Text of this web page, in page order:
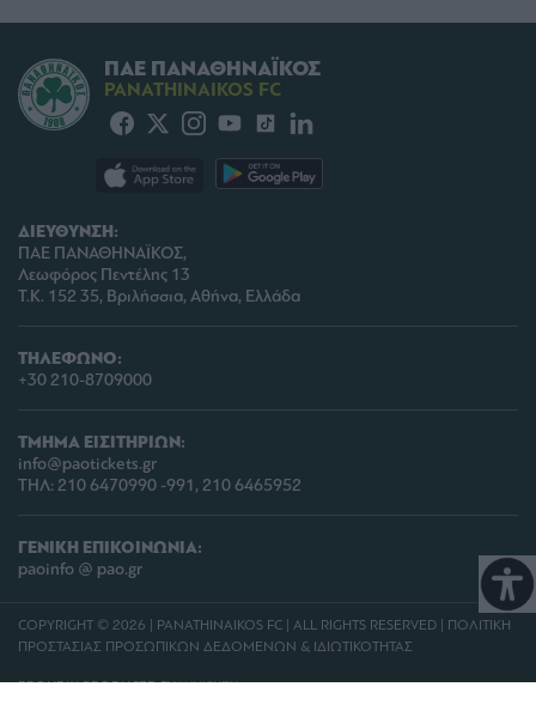
ΔΙΕΥΘΥΝΣΗ:
ΠΑΕ ΠΑΝΑΘΗΝΑΪΚΟΣ,
Λεωφόρος Πεντέλης 13
Τ.Κ. 152 35, Βριλήσσια, Αθήνα, Ελλάδα
ΤΗΛΕΦΩΝΟ:
+30 210-8709000
ΤΜΗΜΑ ΕΙΣΙΤΗΡΙΩΝ:
info@paotickets.gr
ΤΗΛ: 210 6470990 -991, 210 6465952
ΓΕΝΙΚΗ ΕΠΙΚΟΙΝΩΝΙΑ:
paoinfo @ pao.gr
ΠΑΕ ΠΑΝΑΘΗΝΑΪΚΟΣ
PANATHINAIKOS FC
COPYRIGHT © 2026 | PANATHINAIKOS FC | ALL RIGHTS RESERVED | ΠΟΛΙΤΙΚΗ
ΠΡΟΣΤΑΣΙΑΣ ΠΡΟΣΩΠΙΚΩΝ ΔΕΔΟΜΕΝΩΝ & ΙΔΙΩΤΙΚΟΤΗΤΑΣ
PROUDLY PRODUCED BYWHISKEY